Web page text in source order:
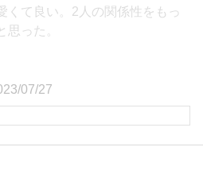
くて良い。2人の関係性をもっ
思った。
07/27